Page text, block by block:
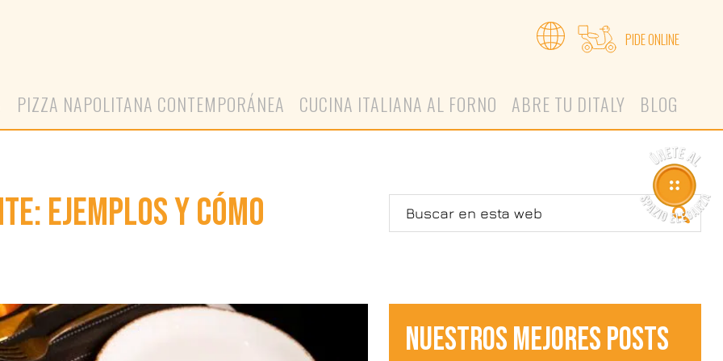
PIDE ONLINE
PIZZA NAPOLITANA CONTEMPORÁNEA CUCINA ITALIANA AL FORNO ABRE TU DITALY BLOG
EJEMPLOS Y CÓMO
NUESTROS MEJORES POSTS